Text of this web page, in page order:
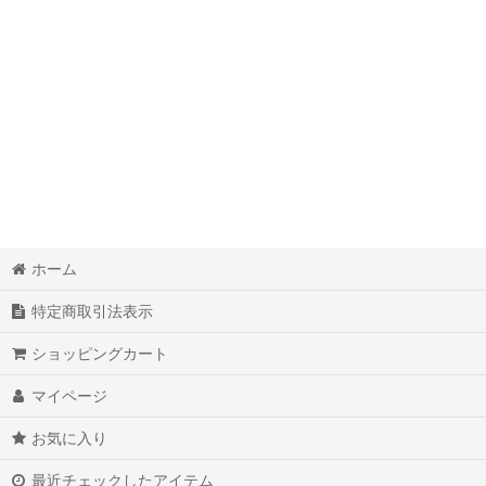
ホーム
特定商取引法表示
ショッピングカート
マイページ
お気に入り
最近チェックしたアイテム